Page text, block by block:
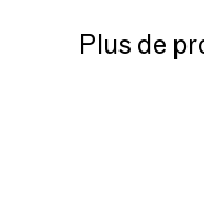
Plus de